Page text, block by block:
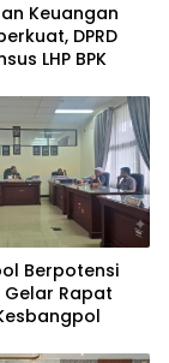
Keuangan
DPRD
LHP BPK
Berpotensi
Gelar Rapat